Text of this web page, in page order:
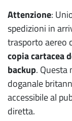
Attenzione:
spedizioni in
trasporto aereo
copia cartacea
backup. Questa
doganale
accessibile al
diretta.